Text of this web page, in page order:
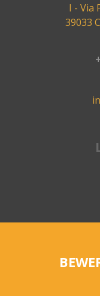
I - Via
39033